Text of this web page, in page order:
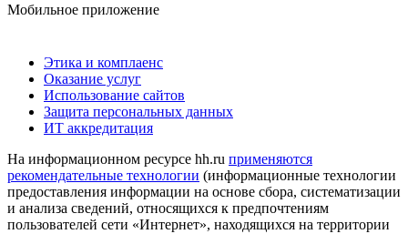
Мобильное приложение
Этика и комплаенс
Оказание услуг
Использование сайтов
Защита персональных данных
ИТ аккредитация
На информационном ресурсе hh.ru применяются
рекомендательные технологии (информационные технологии
предоставления информации на основе сбора, систематизации
и анализа сведений, относящихся к предпочтениям
пользователей сети «Интернет», находящихся на территории